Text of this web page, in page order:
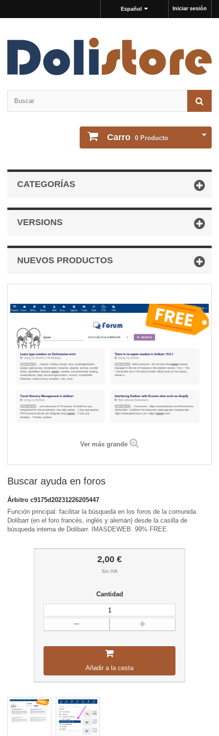
Iniciar sesión
Español
Carro 0 Producto
CATEGORÍAS
VERSIONS
NUEVOS PRODUCTOS
Ver más grande
Buscar ayuda en foros
Árbitro c9175d20231226205447
Función principal: facilitar la búsqueda en los foros de la comunida
Dolibarr (en el foro francés, inglés y alemán) desde la casilla de
búsqueda interna de Dolibarr. IMASDEWEB. 99% FREE.
2,00 €
Sin IVA
Cantidad
Añadir a la cesta